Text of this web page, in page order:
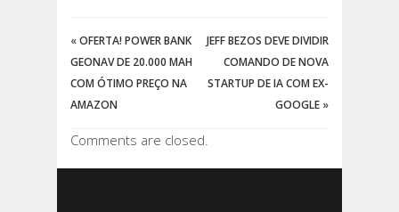
«OFERTA! POWER BANK
GEONAV DE 20.000 MAH
COM ÓTIMO PREÇO NA
AMAZON
JEFF BEZOS DEVE DIVIDIR
COMANDO DE NOVA
STARTUP DE IA COM EX-
GOOGLE »
Comments are closed.